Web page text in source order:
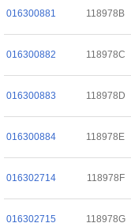
016300881 118978B
016300882 118978C
016300883 118978D
016300884 118978E
016302714 118978F
016302715 118978G